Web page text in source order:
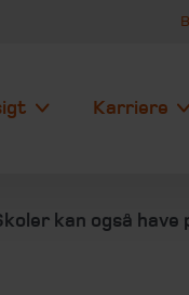
Karriere
kan også